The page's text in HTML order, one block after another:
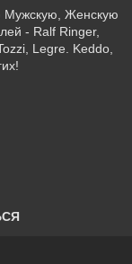
Мужскую, Женскую
- Ralf Ringer,
Legre. Keddo,